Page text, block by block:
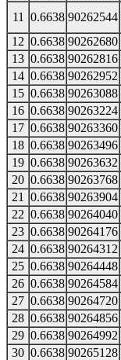
11
0.6638 90262544
12 0.6638 90262680
13 0.6638 90262816
14 0.6638 90262952
15 0.6638 90263088
16 0.6638 90263224
17 0.6638 90263360
18 0.6638 90263496
19 0.6638 90263632
20 0.6638 90263768
21
0.6638 90263904
22 0.6638 90264040
23 0.6638 90264176
24 0.6638 90264312
25 0.6638 90264448
26 0.6638 90264584
27 0.6638 90264720
28 0.6638 90264856
29 0.6638 90264992
30 0.6638 90265128